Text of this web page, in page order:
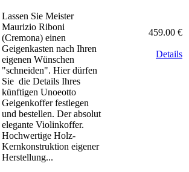
Lassen Sie Meister
Maurizio Riboni
(Cremona) einen
Geigenkasten nach Ihren
eigenen Wünschen
"schneiden". Hier dürfen
Sie die Details Ihres
künftigen Unoeotto
Geigenkoffer festlegen
und bestellen. Der absolut
elegante Violinkoffer.
Hochwertige Holz-
Kernkonstruktion eigener
Herstellung...
459.00 €
Details